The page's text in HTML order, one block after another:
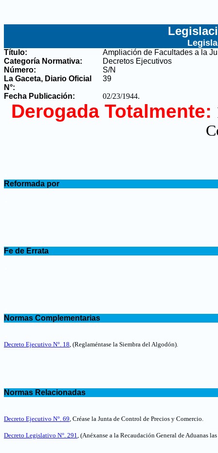
Título:
Ampliación de Facultades a la
Categoría Normativa:
Decretos Ejecutivos
Número:
S/N
La Gaceta, Diario Oficial
N°:
39
Fecha Publicación: 02/23/1944.
Derogada Totalmente:
Reformada por
Fe de Errata
Normas Complementarias
Decreto Ejecutivo N°. 18, (Reglaméntase la Siembra del Algodón).
Normas Relacionadas
Decreto Ejecutivo N°. 69, Créase la Junta de Control de Precios y Comercio.
Decreto Legislativo N°. 291, (Anéxanse a la Recaudación General de Aduanas